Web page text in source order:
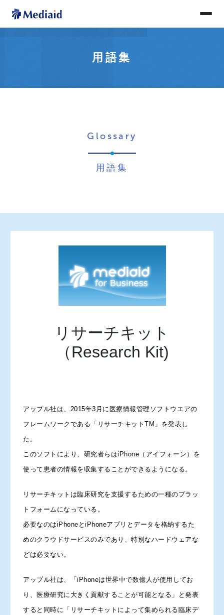
用語集
Glossary
用語集
リサーチキット
（Research Kit)
アップル社は、2015年3月に医療情報管理ソフトウエアの
フレームワークである「リサーチキットTM」を発表し
た。
このソフトにより、研究者らはiPhone（アイフォーン）を
使って患者の情報を収集することができるようになる。
リサーチキットは臨床研究を支援するための一種のプラッ
トフォームになっている。
必要なのはiPhoneとiPhoneアプリとデータを格納するた
めのクラウドサービスのみであり、特別なハードウェアな
どは必要ない。
アップル社は、「iPhoneは世界中で数億人が使用してお
り、医療研究に大きく貢献することが可能となる」と発表
すると同時に「リサーチキットによって集められる臨床デ